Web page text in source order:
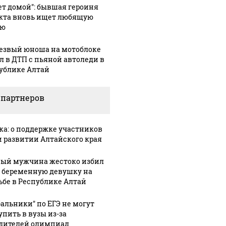
но
Импортозамещенный
самолет
впервые
совершил
России
домой": бывшая героиня
вновь ищет любящую
юноша на мотоблоке
в ДТП с пьяной автоледи в
Алтай
о поддержке участников
развитии Алтайского края
мужчина жестоко избил
девушку на
в Республике Алтай
по ЕГЭ не могут
в вузы из-за
олимпиад